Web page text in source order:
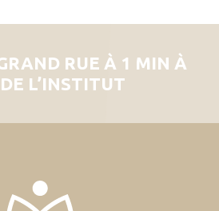
RUE À 1 MIN À
L’INSTITUT